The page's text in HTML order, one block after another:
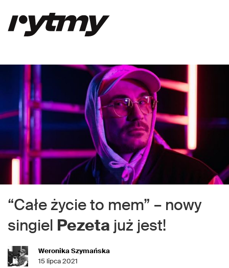
“Całe życie to mem” – nowy
singiel Pezeta już jest!
Weronika Szymańska
15 lipca 2021